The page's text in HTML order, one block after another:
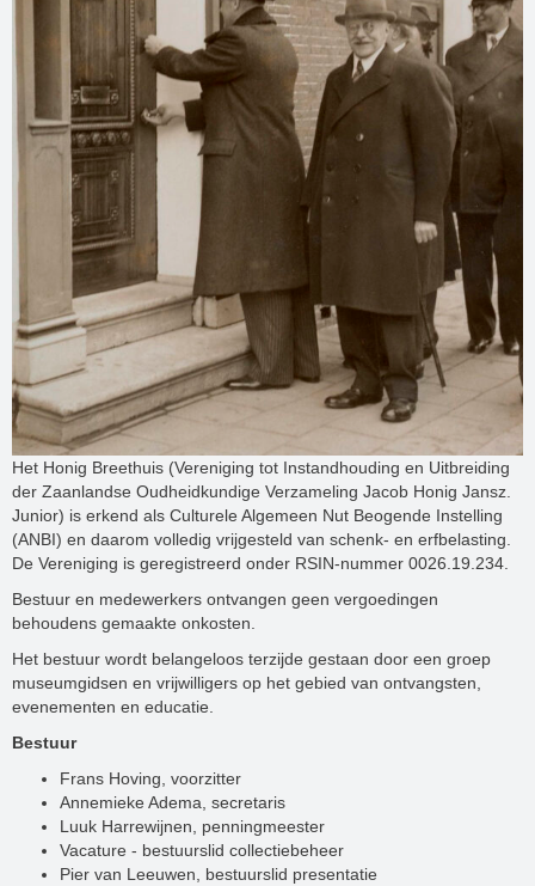
Het Honig Breethuis (Vereniging tot Instandhouding en Uitbreiding
der Zaanlandse Oudheidkundige Verzameling Jacob Honig Jansz.
Junior) is erkend als Culturele Algemeen Nut Beogende Instelling
(ANBI) en daarom volledig vrijgesteld van schenk- en erfbelasting.
De Vereniging is geregistreerd onder RSIN-nummer 0026.19.234.
Bestuur en medewerkers ontvangen geen vergoedingen
behoudens gemaakte onkosten.
Het bestuur wordt belangeloos terzijde gestaan door een groep
museumgidsen en vrijwilligers op het gebied van ontvangsten,
evenementen en educatie.
Bestuur
Frans Hoving, voorzitter
Annemieke Adema, secretaris
Luuk Harrewijnen, penningmeester
Vacature - bestuurslid collectiebeheer
Pier van Leeuwen, bestuurslid presentatie